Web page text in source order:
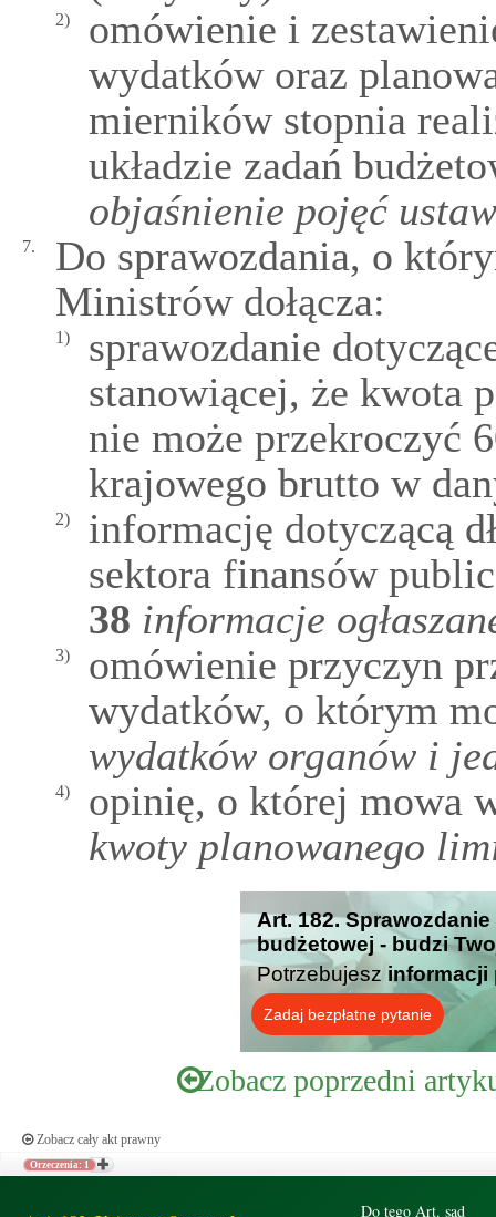
2)
omówienie i
wydatków oraz
mierników stopnia
układzie zadań
objaśnienie pojęć
7.
Do sprawozdania, o
Ministrów dołącza:
1)
sprawozdanie
stanowiącej, że kwota
nie może przekroczyć
krajowego brutto w
2)
informację dotyczącą
sektora finansów
38 informacje
3)
omówienie przyczyn
wydatków, o którym
wydatków organów i
4)
opinię, o której mowa
kwoty planowanego
Art. 182.
budżetowej - budzi
Potrzebujesz informacji
Zadaj bezpłatne pytanie
Zobacz poprzedni
Zobacz cały akt prawny
Orzeczenia: 1
Do tego Art. sąd